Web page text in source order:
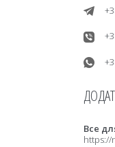
Все
https://